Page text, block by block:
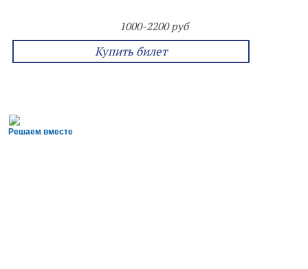
1000-2200 руб
Купить билет
Решаем вместе